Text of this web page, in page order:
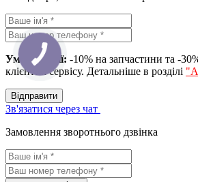
Умова акції: -10% на запчастини та -
клієнтам сервісу. Детальніше в розділі
Вiдправити
Зв'язатися через чат
Замовлення зворотнього дзвінка